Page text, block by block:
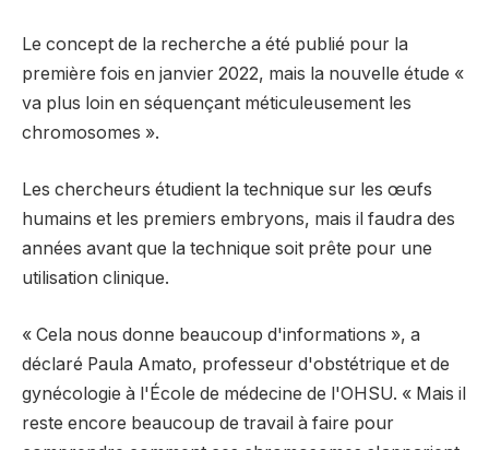
Le concept de la recherche a été publié pour la
première fois en janvier 2022, mais la nouvelle étude «
va plus loin en séquençant méticuleusement les
chromosomes ».
Les chercheurs étudient la technique sur les œufs
humains et les premiers embryons, mais il faudra des
années avant que la technique soit prête pour une
utilisation clinique.
« Cela nous donne beaucoup d'informations », a
déclaré Paula Amato, professeur d'obstétrique et de
gynécologie à l'École de médecine de l'OHSU. « Mais il
reste encore beaucoup de travail à faire pour